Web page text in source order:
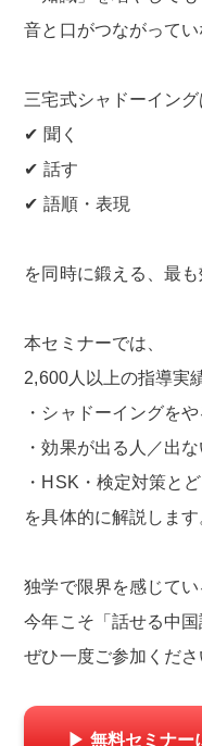
音と口がつながってい
三宅式シャドーイング
✔ 聞く
✔ 話す
✔ 語順・表現
を同時に鍛える、最も
本セミナーでは、
2,600人以上の指導実
・シャドーイングを
・効果が出る人／出
・HSK・検定対策と
を具体的に解説します
独学で限界を感じてい
今年こそ「話せる中
ぜひ一度ご参加くださ
▶ 無料セミナ